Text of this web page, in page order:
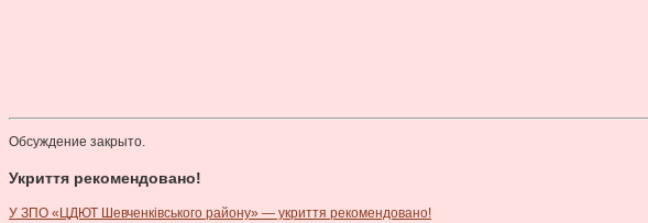
Обсуждение закрыто.
Укриття рекомендовано!
У ЗПО «ЦДЮТ Шевченківського району» — укриття рекомендовано!